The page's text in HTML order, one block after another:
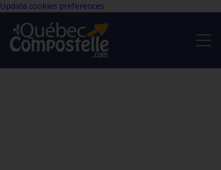
Update cookies preferences